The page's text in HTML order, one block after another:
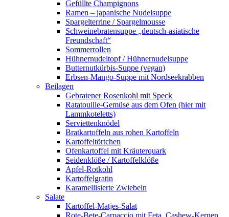
Gefüllte Champignons
Ramen – japanische Nudelsuppe
Spargelterrine / Spargelmousse
Schweinebratensuppe „deutsch-asiatische
Freundschaft“
Sommerrollen
Hühnernudeltopf / Hühnernudelsuppe
Butternutkürbis-Suppe (vegan)
Erbsen-Mango-Suppe mit Nordseekrabben
Beilagen
Gebratener Rosenkohl mit Speck
Ratatouille-Gemüse aus dem Ofen (hier mit
Lammkoteletts)
Serviettenknödel
Bratkartoffeln aus rohen Kartoffeln
Kartoffeltörtchen
Ofenkartoffel mit Kräuterquark
Seidenklöße / Kartoffelklöße
Apfel-Rotkohl
Kartoffelgratin
Karamellisierte Zwiebeln
Salate
Kartoffel-Matjes-Salat
Rote-Bete-Carpaccio mit Feta, Cashew-Kernen